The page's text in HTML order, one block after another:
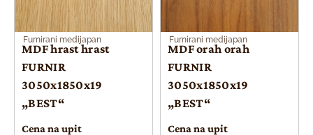
Furnirani medijapan
MDF hrast hrast
FURNIR
3050x1850x19
„BEST“
Cena na upit
Furnirani medijapan
MDF orah orah
FURNIR
3050x1850x19
„BEST“
Cena na upit